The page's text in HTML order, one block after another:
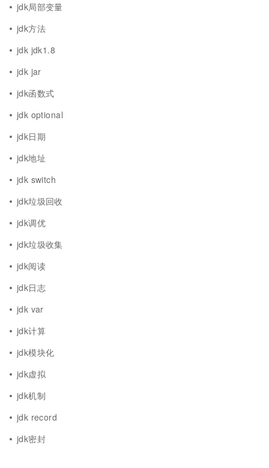
jdk局部变量
jdk方法
jdk jdk1.8
jdk jar
jdk函数式
jdk optional
jdk日期
jdk地址
jdk switch
jdk垃圾回收
jdk调优
jdk垃圾收集
jdk阅读
jdk日志
jdk var
jdk计算
jdk模块化
jdk虚拟
jdk机制
jdk record
jdk密封